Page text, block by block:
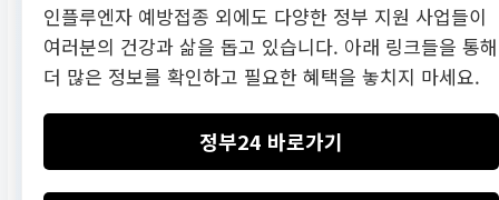
인플루엔자 예방접종 외에도 다양한 정부 지원 사업들이
여러분의 건강과 삶을 돕고 있습니다. 아래 링크들을 통해
더 많은 정보를 확인하고 필요한 혜택을 놓치지 마세요.
정부24 바로가기